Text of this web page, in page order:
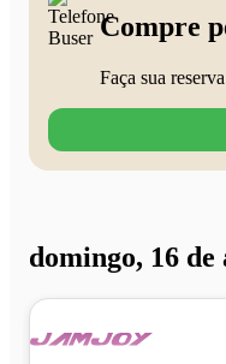
Compre
Faça sua
domingo, 16 de